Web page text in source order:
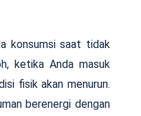
konsumsi saat tidak
ketika Anda masuk
fisik akan menurun.
berenergi dengan